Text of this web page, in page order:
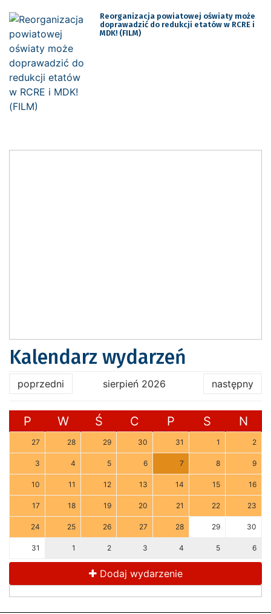
Reorganizacja powiatowej oświaty może
doprawadzić do redukcji etatów w RCRE i
MDK! (FILM)
Kalendarz wydarzeń
poprzedni sierpień 2026 następny
P W Ś C P S N
27 28 29 30 31 1 2
3 4 5 6 7 8 9
10 11 12 13 14 15 16
17 18 19 20 21 22 23
24 25 26 27 28 29 30
31 1 2 3 4 5 6
Dodaj wydarzenie